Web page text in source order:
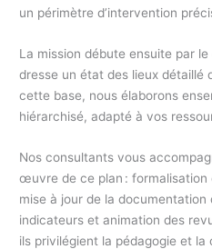
un périmètre d’intervention
La mission débute ensuite par le
dresse un état des lieux détaillé
cette base, nous élaborons
hiérarchisé, adapté à vos
Nos consultants vous
œuvre de ce plan : formalisation
mise à jour de la
indicateurs et animation des
ils privilégient la pédagogie et